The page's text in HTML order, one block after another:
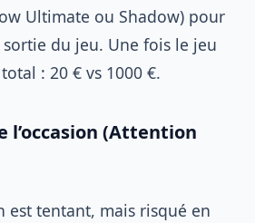
Ultimate ou Shadow) pour
du jeu. Une fois le jeu
: 20 € vs 1000 €.
l’occasion (Attention
est tentant, mais risqué en